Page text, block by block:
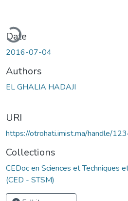
Date
2016-07-04
Authors
EL GHALIA HADAJI
URI
https://otrohati.imist.ma/handle/
Collections
CEDoc en Sciences et Techniques
(CED - STSM)